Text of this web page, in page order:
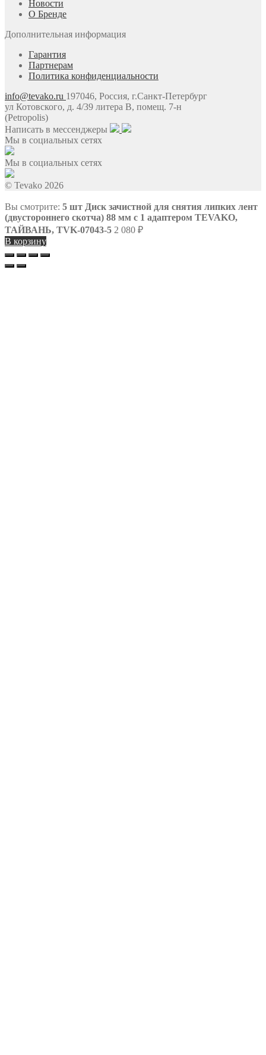
Новости
О Бренде
Дополнительная информация
Гарантия
Партнерам
Политика конфиденциальности
info@tevako.ru 197046, Россия, г.Санкт-Петербург
ул Котовского, д. 4/39 литера В, помещ. 7-н
(Petropolis)
Написать в мессенджеры
Мы в социальных сетях
Мы в социальных сетях
© Tevako 2026
Вы смотрите: 5 шт Диск зачистной для снятия липких лент
(двустороннего скотча) 88 мм с 1 адаптером TEVAKO,
ТАЙВАНЬ, TVK-07043-5 2 080 ₽
В корзину